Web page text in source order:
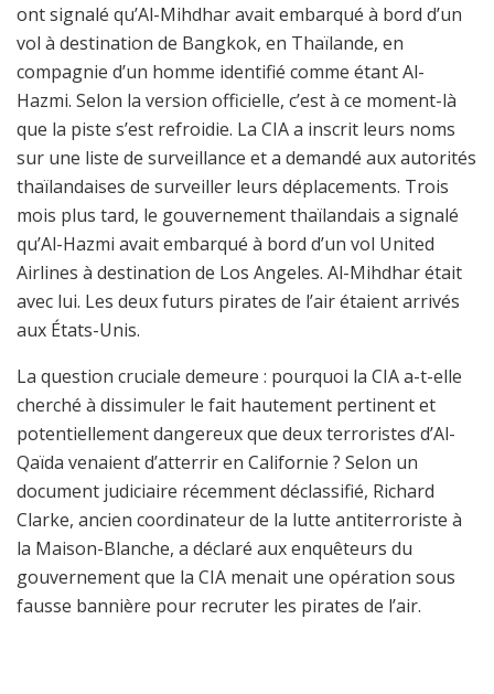
ont signalé qu’Al-Mihdhar avait embarqué à bord d’un
vol à destination de Bangkok, en Thaïlande, en
compagnie d’un homme identifié comme étant Al-
Hazmi. Selon la version officielle, c’est à ce moment-là
que la piste s’est refroidie. La CIA a inscrit leurs noms
sur une liste de surveillance et a demandé aux autorités
thaïlandaises de surveiller leurs déplacements. Trois
mois plus tard, le gouvernement thaïlandais a signalé
qu’Al-Hazmi avait embarqué à bord d’un vol United
Airlines à destination de Los Angeles. Al-Mihdhar était
avec lui. Les deux futurs pirates de l’air étaient arrivés
aux États-Unis.
La question cruciale demeure : pourquoi la CIA a-t-elle
cherché à dissimuler le fait hautement pertinent et
potentiellement dangereux que deux terroristes d’Al-
Qaïda venaient d’atterrir en Californie ? Selon un
document judiciaire récemment déclassifié, Richard
Clarke, ancien coordinateur de la lutte antiterroriste à
la Maison-Blanche, a déclaré aux enquêteurs du
gouvernement que la CIA menait une opération sous
fausse bannière pour recruter les pirates de l’air.